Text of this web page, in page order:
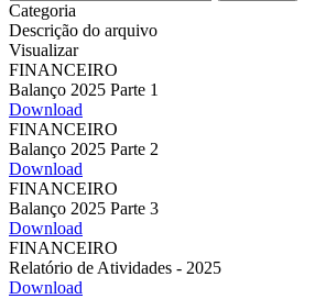
Categoria
Descrição do arquivo
Visualizar
FINANCEIRO
Balanço 2025 Parte 1
Download
FINANCEIRO
Balanço 2025 Parte 2
Download
FINANCEIRO
Balanço 2025 Parte 3
Download
FINANCEIRO
Relatório de Atividades - 2025
Download